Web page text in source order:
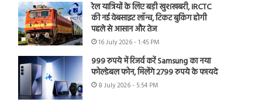
रेल यात्रियों के लिए बड़ी खुशखबरी, IRCTC
की नई वेबसाइट लॉन्च, टिकट बुकिंग होगी
पहले से आसान और तेज
16 July 2026 - 1:45 PM
999 रुपये में रिजर्व करें Samsung का नया
फोल्डेबल फोन, मिलेंगे 2799 रुपये के फायदे
8 July 2026 - 5:54 PM